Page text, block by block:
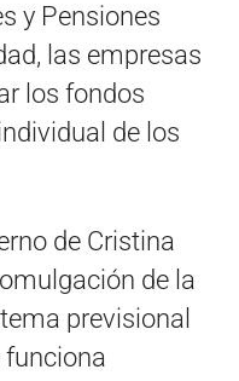
y Pensiones
las empresas
los fondos
de los
de Cristina
de la
previsional
funciona